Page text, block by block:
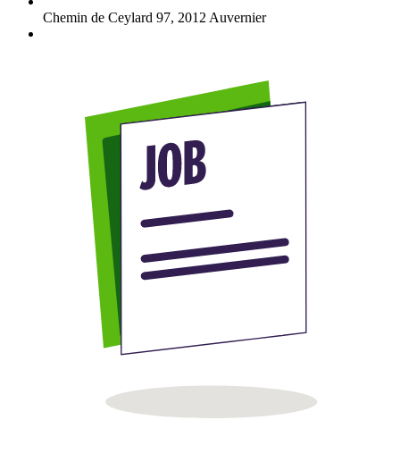
Chemin de Ceylard 97, 2012 Auvernier